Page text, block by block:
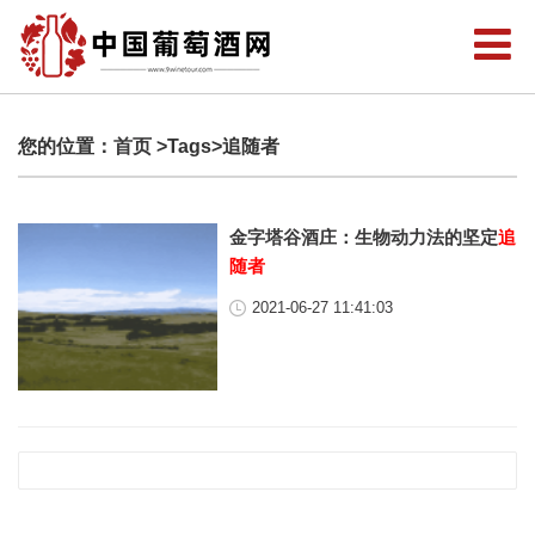
您的位置： 首页 >Tags>追随者
金字塔谷酒庄：生物动力法的坚定追
随者
2021-06-27 11:41:03